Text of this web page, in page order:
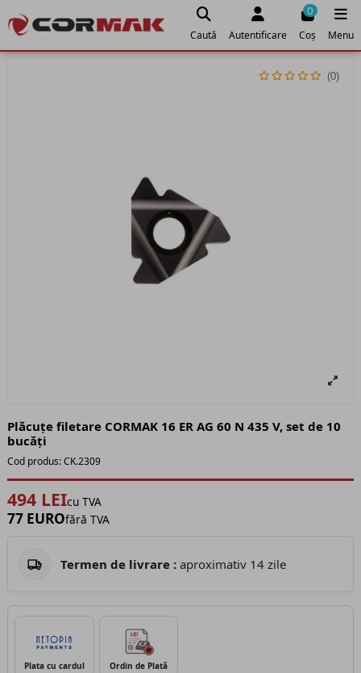
Caută Autentificare
0
Coș Menu
Plăcuțe filetare CORMAK 16 ER AG 60 N 435 V, set de 10
bucăți
(0)
Cod produs:CK.2309
494 LEIcu TVA
77 EUROfără TVA
Termen de livrare : aproximativ 14 zile
Plata cu cardul Ordin de Plată